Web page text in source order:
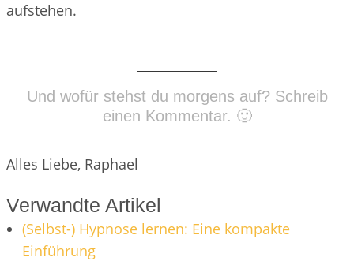
aufstehen.
Und wofür stehst du morgens auf? Schreib
einen Kommentar. 🙂
Alles Liebe, Raphael
Verwandte Artikel
(Selbst-) Hypnose lernen: Eine kompakte
Einführung